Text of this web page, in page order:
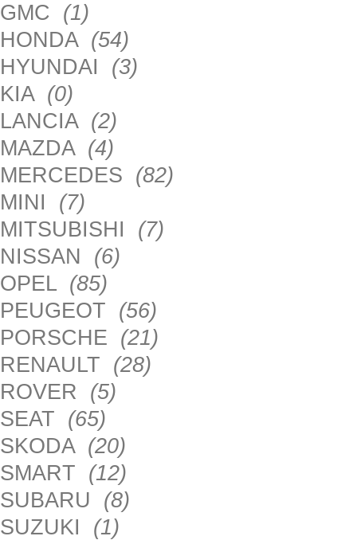
GMC (1)
HONDA (54)
HYUNDAI (3)
KIA (0)
LANCIA (2)
MAZDA (4)
MERCEDES (82)
MINI (7)
MITSUBISHI (7)
NISSAN (6)
OPEL (85)
PEUGEOT (56)
PORSCHE (21)
RENAULT (28)
ROVER (5)
SEAT (65)
SKODA (20)
SMART (12)
SUBARU (8)
SUZUKI (1)